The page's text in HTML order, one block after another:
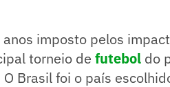
imposto pelos
torneio de futebol do
Brasil foi o país